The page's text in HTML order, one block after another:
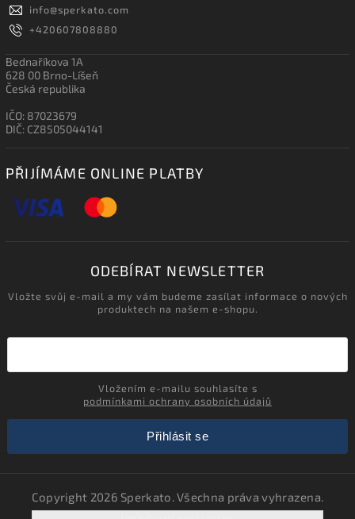
info@sperkato.com
+420607808880
Bednaříkova 1A
628 00 Brno-Líšeň
Česká republika
IČO: 87023679
DIČ: CZ8505044141
PŘIJÍMÁME ONLINE PLATBY
ODEBÍRAT NEWSLETTER
Vložte svůj e-mail a my vám budeme zasílat informace o nových
produktech na našem e-shopu.
podmínkami ochrany osobních údajů
Přihlásit se
Copyright 2026 Sperkato. Všechna práva vyhrazena.